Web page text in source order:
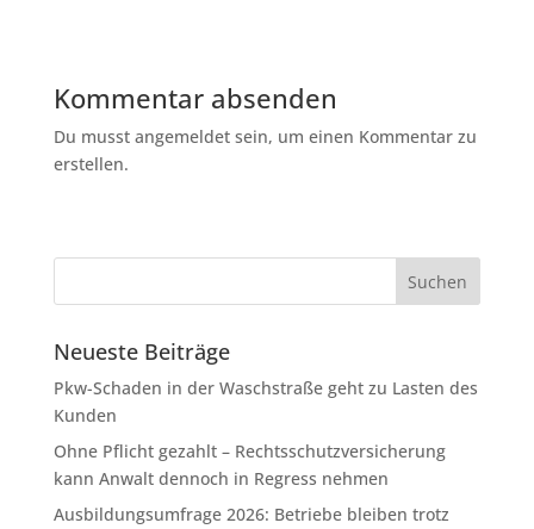
Kommentar absenden
Du musst angemeldet sein, um einen Kommentar zu
erstellen.
Neueste Beiträge
Pkw-Schaden in der Waschstraße geht zu Lasten des
Kunden
Ohne Pflicht gezahlt – Rechtsschutzversicherung
kann Anwalt dennoch in Regress nehmen
Ausbildungsumfrage 2026: Betriebe bleiben trotz